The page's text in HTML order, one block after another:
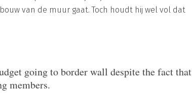
van de muur gaat. Toch houdt hij wel vol dat
going to border wall despite the fact that
members.